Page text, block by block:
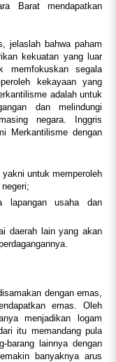
Barat mendapatkan
jelaslah bahwa paham
kekuatan yang luar
memfokuskan segala
kekayaan yang
adalah untuk
dan melindungi
negara. Inggris
Merkantilisme dengan
untuk memperoleh
lapangan usaha dan
daerah lain yang akan
dengan emas,
emas. Oleh
menjadikan logam
itu memandang pula
barang lainnya dengan
banyaknya arus